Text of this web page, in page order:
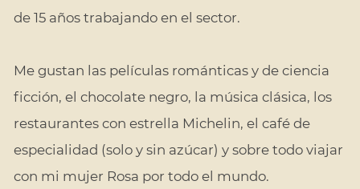
de 15 años trabajando en el sector.
Me gustan las películas románticas y de ciencia
ficción, el chocolate negro, la música clásica, los
restaurantes con estrella Michelin, el café de
especialidad (solo y sin azúcar) y sobre todo viajar
con mi mujer Rosa por todo el mundo.